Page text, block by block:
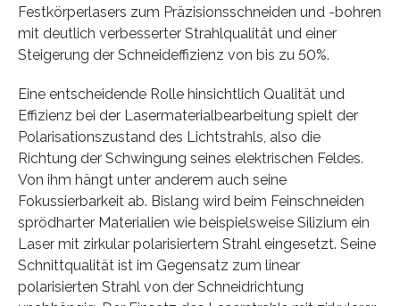
Festkörperlasers zum Präzisionsschneiden und -bohren
mit deutlich verbesserter Strahlqualität und einer
Steigerung der Schneideffizienz von bis zu 50%.
Eine entscheidende Rolle hinsichtlich Qualität und
Effizienz bei der Lasermaterialbearbeitung spielt der
Polarisationszustand des Lichtstrahls, also die
Richtung der Schwingung seines elektrischen Feldes.
Von ihm hängt unter anderem auch seine
Fokussierbarkeit ab. Bislang wird beim Feinschneiden
sprödharter Materialien wie beispielsweise Silizium ein
Laser mit zirkular polarisiertem Strahl eingesetzt. Seine
Schnittqualität ist im Gegensatz zum linear
polarisierten Strahl von der Schneidrichtung